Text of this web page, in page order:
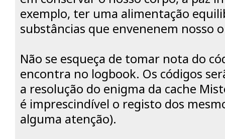
exemplo, ter uma alimentação
substâncias que envenenem nosso
Não se esqueça de tomar nota do
encontra no logbook. Os códigos
a resolução do enigma da cache
é imprescindível o registo dos
alguma atenção).